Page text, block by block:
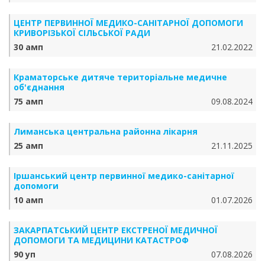
ЦЕНТР ПЕРВИННОЇ МЕДИКО-САНІТАРНОЇ ДОПОМОГИ
КРИВОРІЗЬКОЇ СІЛЬСЬКОЇ РАДИ
30 амп
21.02.2022
Краматорське дитяче територіальне медичне
об'єднання
75 амп
09.08.2024
Лиманська центральна районна лікарня
25 амп
21.11.2025
Іршанський центр первинної медико-санітарної
допомоги
10 амп
01.07.2026
ЗАКАРПАТСЬКИЙ ЦЕНТР ЕКСТРЕНОЇ МЕДИЧНОЇ
ДОПОМОГИ ТА МЕДИЦИНИ КАТАСТРОФ
90 уп
07.08.2026